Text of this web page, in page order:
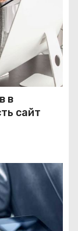
в
сайт